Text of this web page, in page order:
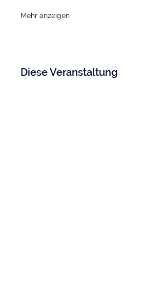
Mehr anzeigen
Diese Veranstaltung